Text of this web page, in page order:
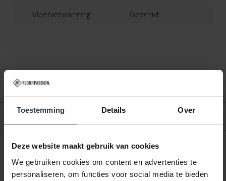
Toestemming Details Over
Deze website maakt gebruik van cookies
We gebruiken cookies om content en advertenties te
personaliseren, om functies voor social media te bieden
Product
Vloerverwarming: Geschikt